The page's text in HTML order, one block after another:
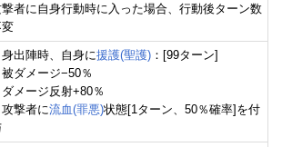
者に自身行動時に入った場合、行動後ターン数
身出陣時、自身に援護(聖護) ：[99ターン]
被ダメージ−50％
ダメージ反射+80％
攻撃者に流血(罪悪)状態[1ターン、50％確率]を付